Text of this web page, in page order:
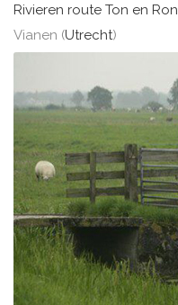
Rivieren route Ton en Ron
Vianen (Utrecht)